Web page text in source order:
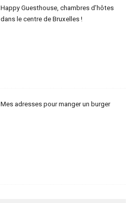
Happy Guesthouse, chambres d’hôtes
dans le centre de Bruxelles !
Mes adresses pour manger un burger